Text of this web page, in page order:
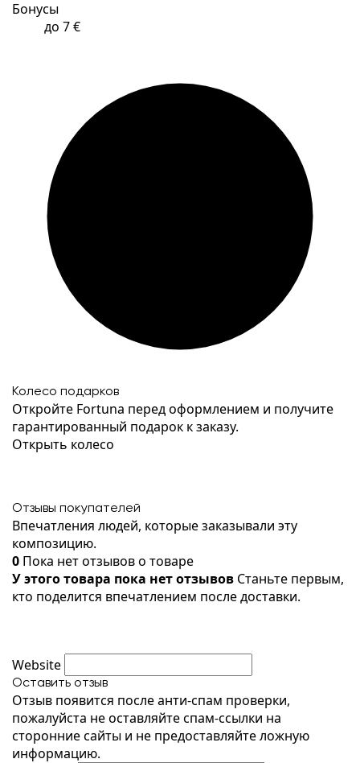
Бонусы
до 7 €
Колесо подарков
Откройте Fortuna перед оформлением и получите
гарантированный подарок к заказу.
Открыть колесо
Отзывы покупателей
Впечатления людей, которые заказывали эту
композицию.
0 Пока нет отзывов о товаре
У этого товара пока нет отзывов Станьте первым,
кто поделится впечатлением после доставки.
Website
Оставить отзыв
Отзыв появится после анти-спам проверки,
пожалуйста не оставляйте спам-ссылки на
сторонние сайты и не предоставляйте ложную
информацию.